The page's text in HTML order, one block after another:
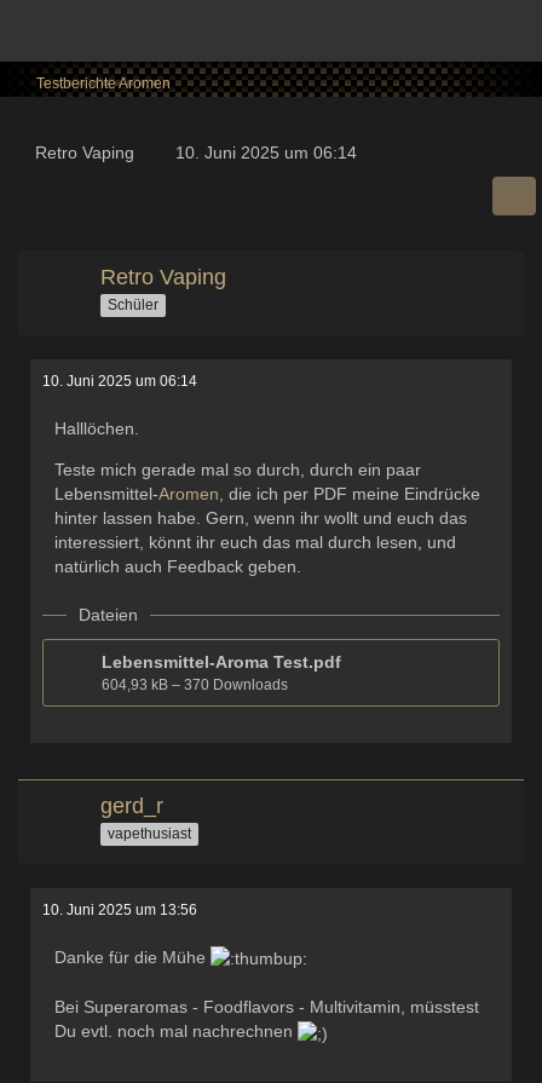
Testberichte Aromen
Retro Vaping 10. Juni 2025 um 06:14
Retro Vaping
Schüler
10. Juni 2025 um 06:14
Halllöchen.
Teste mich gerade mal so durch, durch ein paar
Lebensmittel-Aromen , die ich per PDF meine Eindrücke
hinter lassen habe. Gern, wenn ihr wollt und euch das
interessiert, könnt ihr euch das mal durch lesen, und
natürlich auch Feedback geben.
Dateien
Lebensmittel-Aroma Test.pdf
604,93 kB – 370 Downloads
gerd_r
vapethusiast
10. Juni 2025 um 13:56
Danke für die Mühe
Bei Superaromas - Foodflavors - Multivitamin, müsstest
Du evtl. noch mal nachrechnen